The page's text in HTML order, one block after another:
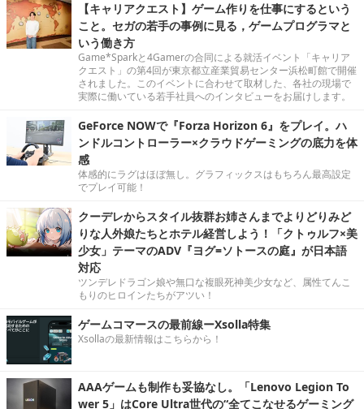
【キャリアクエスト】ゲーム作りを仕事にするという
こと。セガの若手の事例に見る，ゲームプログラマと
いう働き方
Game*Sparkと4Gamerの合同による就活イベント「キャリア
クエスト」の第4回が東京都立産業貿易センター浜松町館で開催
されました。このイベントに合わせて取材した、各社の現場で
実際に働いている若手社員へのインタビューをお届けします。
GeForce NOWで『Forza Horizon 6』をプレイ。ハ
ンドルコントローラー×クラウドゲーミングの底力を体
感
体感的にラグはほぼ無し。グラフィックスはもちろん最高設定
でプレイ可能！
クーデレからスタイル抜群お姉さんまでよりどりみど
りな人外娘たちとホテル経営しよう！「クトゥルフ×美
少女」テーマのADV『ヨグ=ソトースの庭』が日本語
対応
ツンデレドラゴン娘や無口な複眼死神美少女など、属性てんこ
もりのヒロインたちがアツい！
ゲームコマースの最前線ーXsolla特集
Xsollaの最新情報はこちらから！
AAAゲームも制作も妥協なし。「Lenovo Legion To
wer 5」はCore Ultra世代の“全てこなせるゲーミング